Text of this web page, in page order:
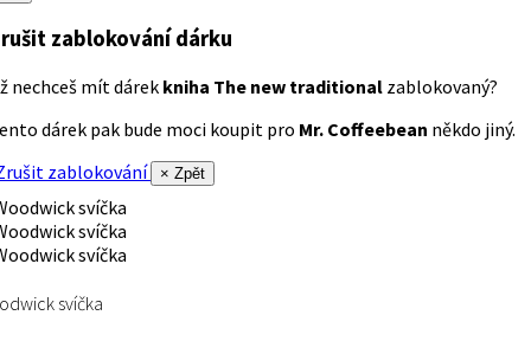
zablokování dárku
nechceš mít dárek kniha The new traditional zablokovaný?
dárek pak bude moci koupit pro Mr. Coffeebean někdo jiný.
zablokování
× Zpět
svíčka